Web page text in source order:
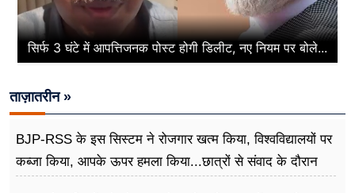
सिर्फ 3 घंटे में आपत्तिजनक पोस्ट होगी डिलीट, नए नियम पर बोले...
ताज़ातरीन »
BJP-RSS के इस सिस्टम ने रोजगार खत्म किया, विश्वविद्यालयों पर
कब्जा किया, आपके ऊपर हमला किया...छात्रों से संवाद के दौरान